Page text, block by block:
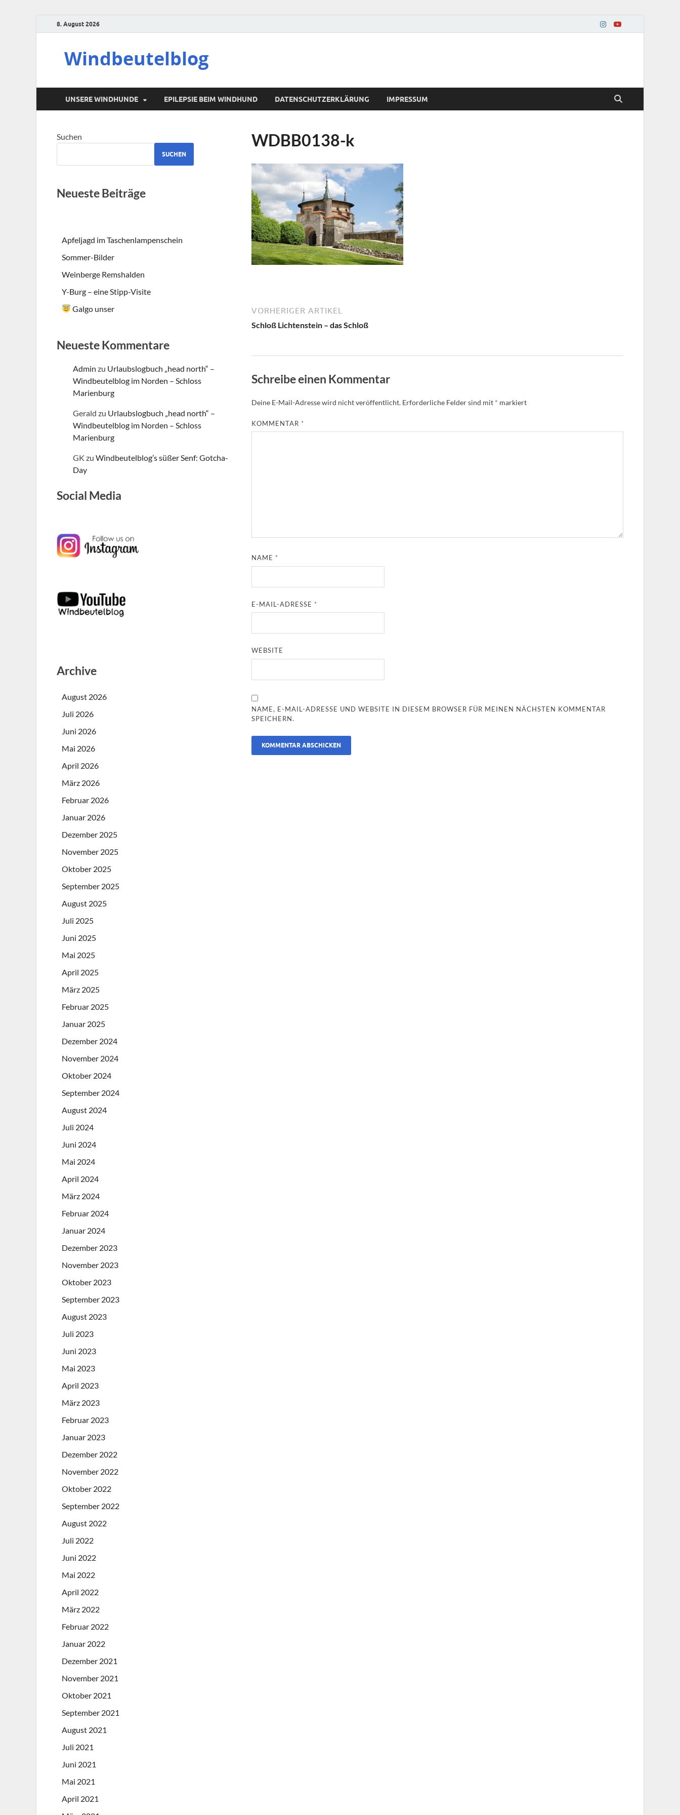
8. August 2026
Windbeutelblog
UNSERE WINDHUNDE EPILEPSIE BEIM WINDHUND DATENSCHUTZERKLÄRUNG IMPRESSUM
WDBB0138-k
VORHERIGER ARTIKEL
Schloß Lichtenstein – das Schloß
Schreibe einen Kommentar
Deine E-Mail-Adresse wird nicht veröffentlicht. Erforderliche Felder sind mit * markiert
KOMMENTAR *
NAME *
E-MAIL-ADRESSE *
WEBSITE
NAME, E-MAIL-ADRESSE UND WEBSITE IN DIESEM BROWSER FÜR MEINEN NÄCHSTEN KOMMENTAR
SPEICHERN.
Suchen
SUCHEN
Neueste Beiträge
Apfeljagd im Taschenlampenschein
Sommer-Bilder
Weinberge Remshalden
Y-Burg – eine Stipp-Visite
Galgo unser
Neueste Kommentare
Admin zu Urlaubslogbuch „head north“ –
Windbeutelblog im Norden – Schloss
Marienburg
Gerald zu Urlaubslogbuch „head north“ –
Windbeutelblog im Norden – Schloss
Marienburg
GK zu Windbeutelblog’s süßer Senf: Gotcha-
Day
Social Media
Archive
August 2026
Juli 2026
Juni 2026
Mai 2026
April 2026
März 2026
Februar 2026
Januar 2026
Dezember 2025
November 2025
Oktober 2025
September 2025
August 2025
Juli 2025
Juni 2025
Mai 2025
April 2025
März 2025
Februar 2025
Januar 2025
Dezember 2024
November 2024
Oktober 2024
September 2024
August 2024
Juli 2024
Juni 2024
Mai 2024
April 2024
März 2024
Februar 2024
Januar 2024
Dezember 2023
November 2023
Oktober 2023
September 2023
August 2023
Juli 2023
Juni 2023
Mai 2023
April 2023
März 2023
Februar 2023
Januar 2023
Dezember 2022
November 2022
Oktober 2022
September 2022
August 2022
Juli 2022
Juni 2022
Mai 2022
April 2022
März 2022
Februar 2022
Januar 2022
Dezember 2021
November 2021
Oktober 2021
September 2021
August 2021
Juli 2021
Juni 2021
Mai 2021
April 2021